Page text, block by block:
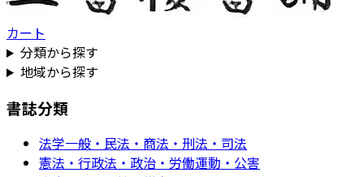
カート
分類から探す
地域から探す
書誌分類
法学一般・民法・商法・刑法・司法
憲法・行政法・政治・労働運動・公害